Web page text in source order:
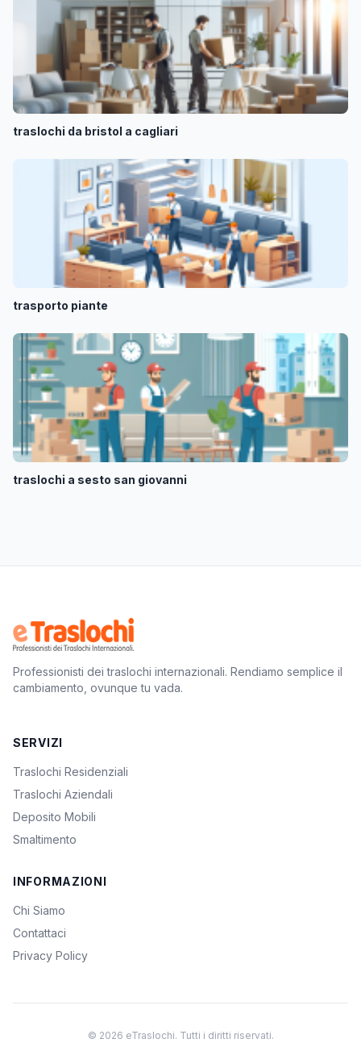
traslochi da bristol a cagliari
trasporto piante
traslochi a sesto san giovanni
Professionisti dei traslochi internazionali. Rendiamo semplice il
cambiamento, ovunque tu vada.
SERVIZI
Traslochi Residenziali
Traslochi Aziendali
Deposito Mobili
Smaltimento
INFORMAZIONI
Chi Siamo
Contattaci
Privacy Policy
© 2026 eTraslochi. Tutti i diritti riservati.